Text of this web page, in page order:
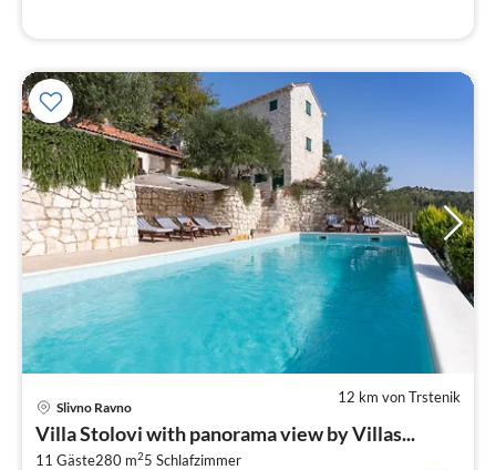
12 km von Trstenik
Slivno Ravno
Villa Stolovi with panorama view by Villas...
11 Gäste280 m25 Schlafzimmer